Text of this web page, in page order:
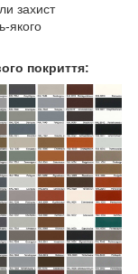
захист
якого
покриття: